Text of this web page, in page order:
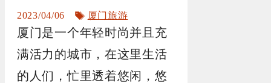
2023/04/06
标
签
厦门旅游
厦门是一个年轻时尚并且充
满活力的城市，在这里生活
的人们，忙里透着悠闲，悠